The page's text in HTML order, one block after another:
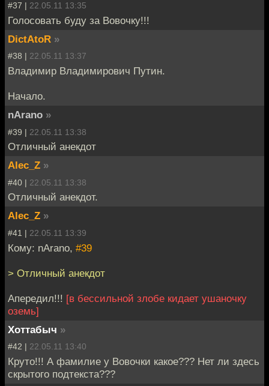
#37 | 22.05.11 13:35
Голосовать буду за Вовочку!!!
DictAtoR »
#38 | 22.05.11 13:37
Владимир Владимирович Путин.
Начало.
nArano »
#39 | 22.05.11 13:38
Отличный анекдот
Alec_Z »
#40 | 22.05.11 13:38
Отличный анекдот.
Alec_Z »
#41 | 22.05.11 13:39
Кому: nArano, #39
> Отличный анекдот
Апередил!!! [в бессильной злобе кидает ушаночку
оземь]
Хоттабыч »
#42 | 22.05.11 13:40
Круто!!! А фамилие у Вовочки какое??? Нет ли здесь
скрытого подтекста???